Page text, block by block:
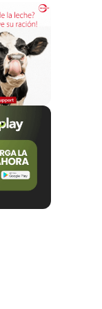
en 41
ungulados
diferentes
Madrid
analizaron para
este género
en los